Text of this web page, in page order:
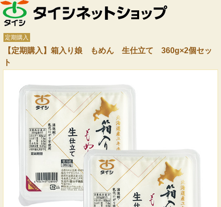
定期購入
【定期購入】箱入り娘 もめん 生仕立て 360g×2個セッ
ト